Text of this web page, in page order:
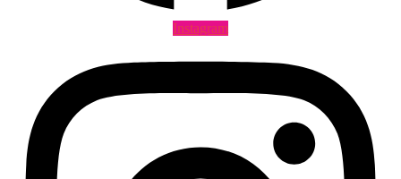
Instagram